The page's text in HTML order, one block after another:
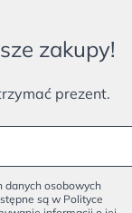
zakupy!
prezent.
danych osobowych
są w Polityce